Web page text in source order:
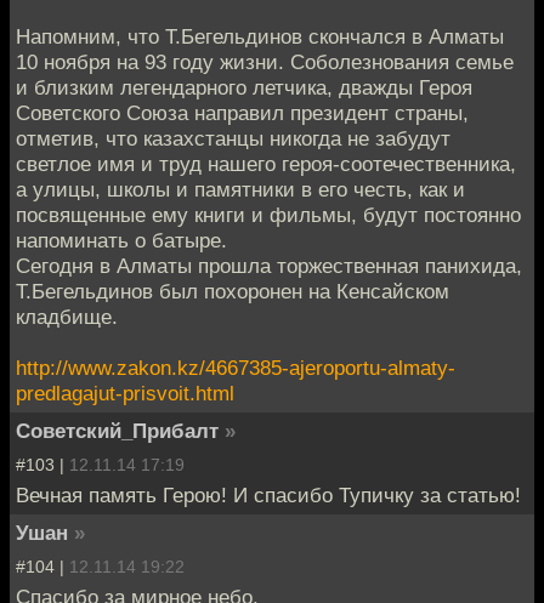
Напомним, что Т.Бегельдинов скончался в Алматы
10 ноября на 93 году жизни. Соболезнования семье
и близким легендарного летчика, дважды Героя
Советского Союза направил президент страны,
отметив, что казахстанцы никогда не забудут
светлое имя и труд нашего героя-соотечественника,
а улицы, школы и памятники в его честь, как и
посвященные ему книги и фильмы, будут постоянно
напоминать о батыре.
Сегодня в Алматы прошла торжественная панихида,
Т.Бегельдинов был похоронен на Кенсайском
кладбище.
http://www.zakon.kz/4667385-ajeroportu-almaty-
predlagajut-prisvoit.html
Советский_Прибалт »
#103 | 12.11.14 17:19
Вечная память Герою! И спасибо Тупичку за статью!
Ушан »
#104 | 12.11.14 19:22
Спасибо за мирное небо.